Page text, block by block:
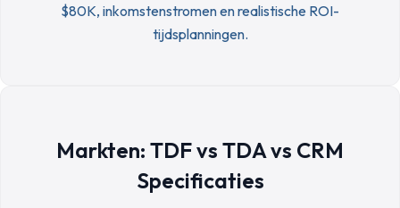
$80K, inkomstenstromen en realistische ROI-
tijdsplanningen.
Markten: TDF vs TDA vs CRM
Specificaties